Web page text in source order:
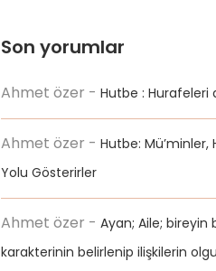
Son yorumlar
Ahmet özer -Hutbe : Hurafeleri
Ahmet özer -Hutbe: Mü’minler,
Yolu Gösterirler
Ahmet özer -Ayan; Aile; bireyin
karakterinin belirlenip ilişkilerin